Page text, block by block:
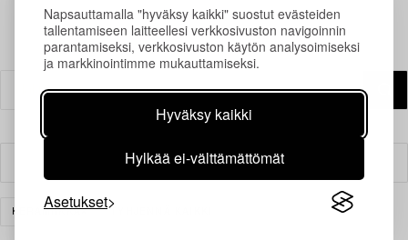
Napsauttamalla "hyväksy kaikki" suostut evästeiden
tallentamiseen laitteellesi verkkosivuston navigoinnin
parantamiseksi, verkkosivuston käytön analysoimiseksi
ja markkinointimme mukauttamiseksi.
Hyväksy kaikki
Hylkää ei-välttämättömät
Asetukset
Suodatin
KERAMIIKKA